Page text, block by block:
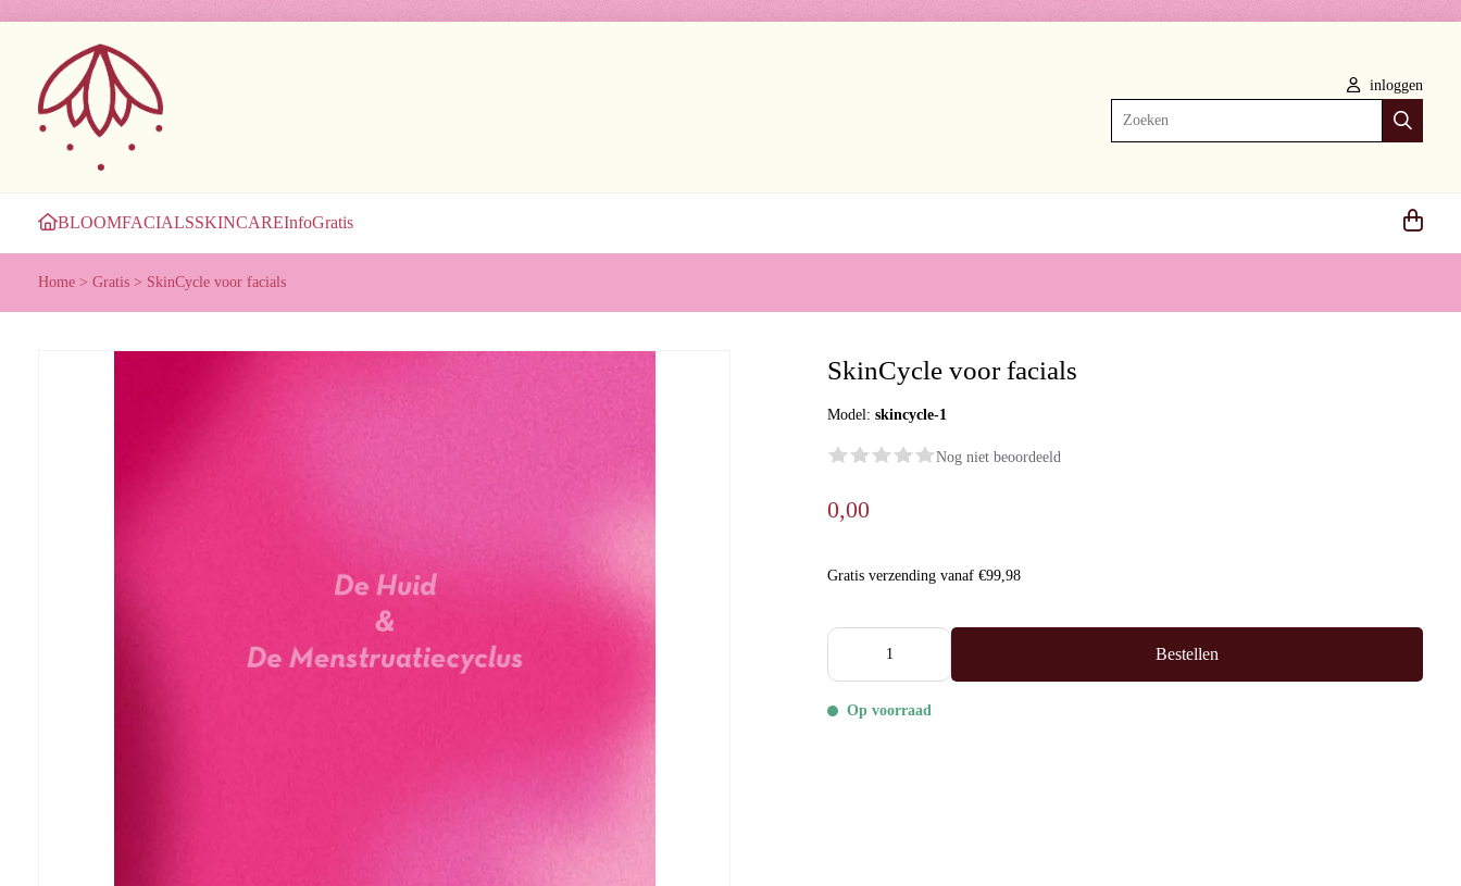
inloggen
BLOOMFACIALSSKINCAREInfoGratis
Home > Gratis > SkinCycle voor facials
SkinCycle voor facials
Model:skincycle-1
Nog niet beoordeeld
0,00
Gratis verzending vanaf €99,98
Bestellen
Op voorraad